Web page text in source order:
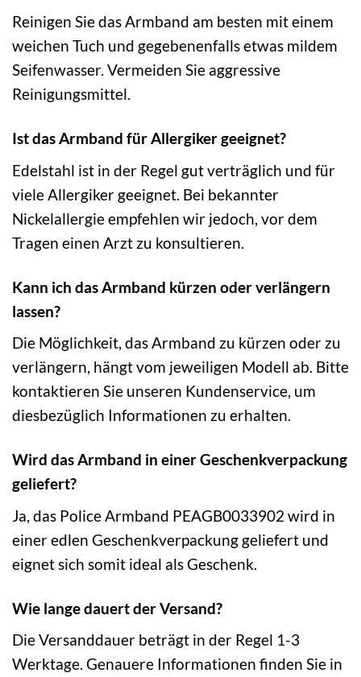
Reinigen Sie das Armband am besten mit einem
weichen Tuch und gegebenenfalls etwas mildem
Seifenwasser. Vermeiden Sie aggressive
Reinigungsmittel.
Ist das Armband für Allergiker geeignet?
Edelstahl ist in der Regel gut verträglich und für
viele Allergiker geeignet. Bei bekannter
Nickelallergie empfehlen wir jedoch, vor dem
Tragen einen Arzt zu konsultieren.
Kann ich das Armband kürzen oder verlängern
lassen?
Die Möglichkeit, das Armband zu kürzen oder zu
verlängern, hängt vom jeweiligen Modell ab. Bitte
kontaktieren Sie unseren Kundenservice, um
diesbezüglich Informationen zu erhalten.
Wird das Armband in einer Geschenkverpackung
geliefert?
Ja, das Police Armband PEAGB0033902 wird in
einer edlen Geschenkverpackung geliefert und
eignet sich somit ideal als Geschenk.
Wie lange dauert der Versand?
Die Versanddauer beträgt in der Regel 1-3
Werktage. Genauere Informationen finden Sie in